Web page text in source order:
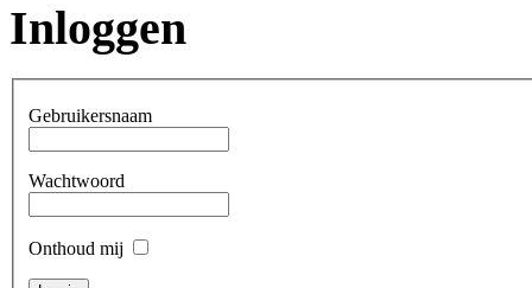
Inloggen
Gebruikersnaam
Wachtwoord
Onthoud mij